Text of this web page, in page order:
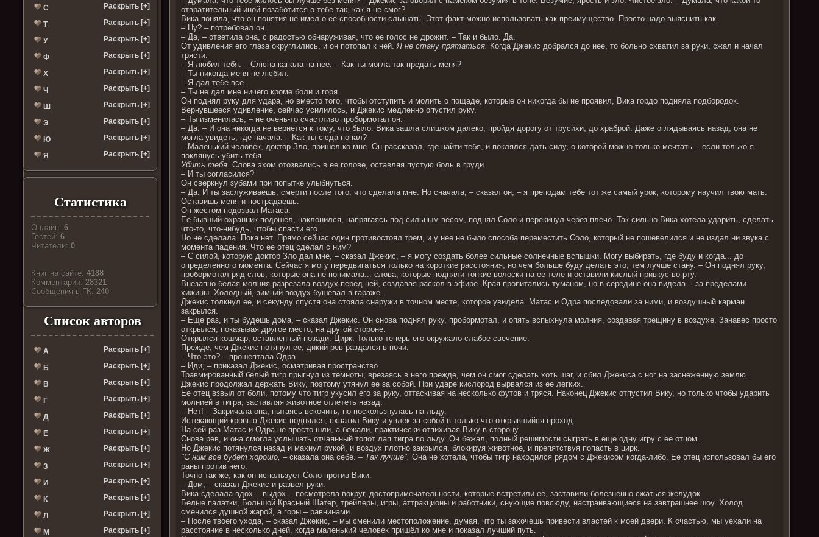
С Раскрыть [+]
Т Раскрыть [+]
У Раскрыть [+]
Ф Раскрыть [+]
Х Раскрыть [+]
Ч Раскрыть [+]
Ш Раскрыть [+]
Э Раскрыть [+]
Ю Раскрыть [+]
Я Раскрыть [+]
Статистика
Онлайн:6
Гостей:6
Читатели:0
Книг на сайте:4188
Комментарии:28321
Cообщения в ГК:240
Список авторов
А Раскрыть [+]
Б Раскрыть [+]
В Раскрыть [+]
Г Раскрыть [+]
Д Раскрыть [+]
Е Раскрыть [+]
Ж Раскрыть [+]
З Раскрыть [+]
И Раскрыть [+]
К Раскрыть [+]
Л Раскрыть [+]
М Раскрыть [+]
отвратительный иной позаботится о тебе так, как я не смог?
Вика поняла, что он понятия не имел о ее способности слышать. Этот факт можно использовать как преимущество. Просто надо выяснить как.
– Ну? – потребовал он.
– Да, – ответила она, с радостью обнаруживая, что ее голос не дрожит. – Так и было. Да.
От удивления его глаза округлились, и он потопал к ней.Я не стану прятаться. Когда Джекис добрался до нее, то больно схватил за руки, сжал и начал
трясти.
– Я любил тебя. – Слюна капала на нее. – Как ты могла так предать меня?
– Ты никогда меня не любил.
– Я дал тебе все.
– Ты не дал мне ничего кроме боли и горя.
Он поднял руку для удара, но вместо того, чтобы отступить и молить о пощаде, которые он никогда бы не проявил, Вика гордо подняла подбородок.
Вернувшееся удивление, сейчас усилилось, и Джекис медленно опустил руку.
– Ты изменилась, – не очень-то счастливо пробормотал он.
– Да. – И она никогда не вернется к тому, что было. Вика зашла слишком далеко, пройдя дорогу от трусихи, до храброй. Даже оглядываясь назад, она не
могла увидеть, где начала. – Как ты сюда попал?
– Маленький человек, доктор Зло, пришел ко мне. Он рассказал, где найти тебя, и поклялся дать силу, о которой можно только мечтать... если только я
поклянусь убить тебя.
Убить тебя. Слова эхом отозвались в ее голове, оставляя пустую боль в груди.
– И ты согласился?
Он сверкнул зубами при попытке улыбнуться.
– Да. И ты заслуживаешь, смерти после того, что сделала мне. Но сначала, – сказал он, – я преподам тебе тот же самый урок, которому научил твою мать:
Оставишь меня и пострадаешь.
Он жестом подозвал Матаса.
Ее бывший охранник подошел, наклонился, напрягаясь под сильным весом, поднял Соло и перекинул через плечо. Так сильно Вика хотела ударить, сделать
что-то, что-нибудь, чтобы спасти его.
Но не сделала. Пока нет. Прямо сейчас один противостоял трем, и у нее не было способа переместить Соло, который не пошевелился и не издал ни звука с
момента падения. Что ее отец сделал с ним?
– С силой, которую доктор Зло дал мне, – сказал Джекис, – я могу создать более сильные солнечные вспышки. Могу выбирать, где буду и когда... до
определенного момента. Сейчас я могу передвигаться только на короткие расстояния, но чем больше буду делать это, тем лучше стану. – Он поднял руку,
пробормотал ряд слов, которые она не понимала... слова, которые подняли тонкие волоски на ее теле и оставили кислый привкус во рту.
Внезапно белая молния разрезала воздух перед ней, создавая раскол в эфире. Края пропитались туманом, но в середине она видела... за пределами
хижины. Холодный, зимний воздух бушевал в гараже.
Джекис толкнул ее, и секунду спустя она стояла снаружи в точном месте, которое увидела. Матас и Одра последовали за ними, и воздушный карман
закрылся.
– Еще раз, и ты будешь дома, – сказал Джекис. Он снова поднял руку, пробормотал, и опять вспыхнула молния, создавая трещину в воздухе. Занавес просто
открылся, показывая другое место, на другой стороне.
Открылся кошмар, оставленный позади. Цирк. Только теперь его окружало слабое свечение.
Прежде, чем Джекис потянул ее, дикий рев раздался в ночи.
– Что это? – прошептала Одра.
– Иди, – приказал Джекис, осматривая пространство.
Травмированный белый тигр прыгнул из темноты, врезаясь в него прежде, чем он смог сделать хоть шаг, и сбил Джекиса с ног на заснеженную землю.
Джекис продолжал держать Вику, поэтому утянул ее за собой. При ударе кислород вырвался из ее легких.
Ее отец взвыл от боли, потому что тигр укусил его за руку, оттаскивая на несколько футов и тряся. Наконец Джекис отпустил Вику, но только чтобы ударить
молнией в тигра, заставляя животное отлететь назад.
– Нет! – Закричала она, пытаясь вскочить, но поскользнулась на льду.
Истекающий кровью Джекис поднялся, схватил Вику и увлёк за собой в только что открывшийся проход.
На сей раз Матас и Одра не просто шли, а бежали, практически отпихивая Вику в сторону.
Снова рев, и она смогла услышать отчаянный топот лап тигра по льду. Он бежал, полный решимости сыграть в еще одну игру с ее отцом.
Но Джекис потянулся назад и махнул рукой, и воздух плотно закрылся, блокируя животное, и препятствуя попасть в цирк.
"С ним все будет хорошо, – сказала она себе. –Так лучше". Она не хотела, чтобы тигр находился рядом с Джекисом когда-либо. Ее отец использовал бы его
раны против него.
Точно так же, как он использует Соло против Вики.
– Дом, – сказал Джекис и развел руки.
Вика сделала вдох... выдох... посмотрела вокруг, достопримечательности, которые встретили её, заставили болезненно сжаться желудок.
Белые палатки, Большой Красный Шатер, трейлеры, игры, аттракционы и работники, снующие повсюду, настраивающиеся на завтрашнее шоу. Холод
сменился душной жарой, а горы – равнинами.
– После твоего ухода, – сказал Джекис, – мы сменили местоположение, думая, что ты захочешь привести властей к моей двери. К счастью, мы уехали на
расстояние в несколько дней, когда маленький человек пришёл ко мне и показал лучший путь.